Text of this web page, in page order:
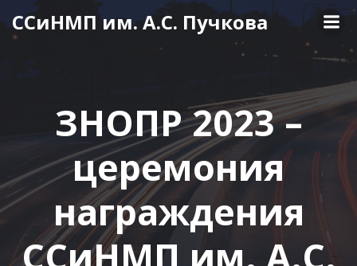
Перейти
к
содержимому
ССиНМП им. А.С. Пучкова
ЗНОПР 2023 –
церемония
награждения
ССиНМП им. А.С.